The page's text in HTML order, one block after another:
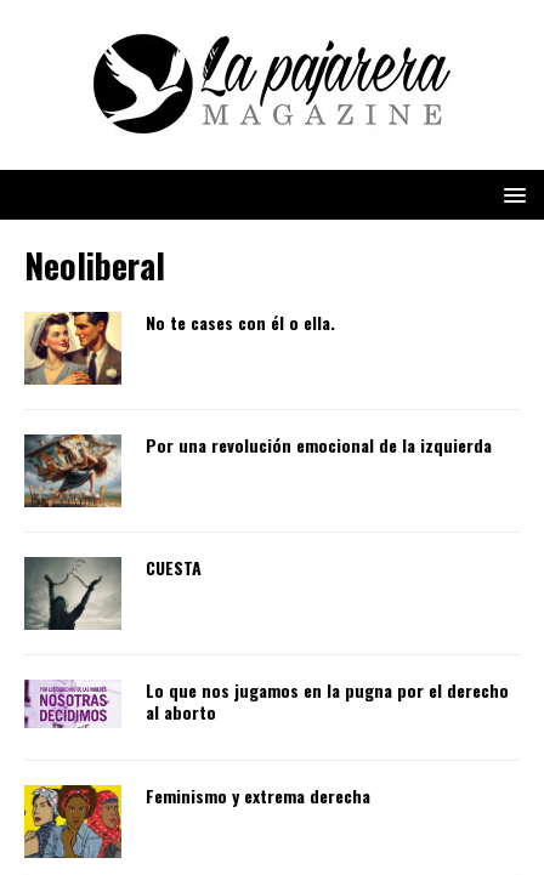
Neoliberal
No te cases con él o ella.
Por una revolución emocional de la izquierda
CUESTA
Lo que nos jugamos en la pugna por el derecho
al aborto
Feminismo y extrema derecha